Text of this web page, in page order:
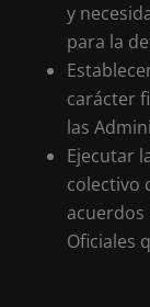
y
para la
carácter
las
Ejecutar
colectivo
acuerdos
Oficiales